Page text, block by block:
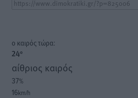
o καιρός τώρα:
24°
αίθριος καιρός
37%
16km/h